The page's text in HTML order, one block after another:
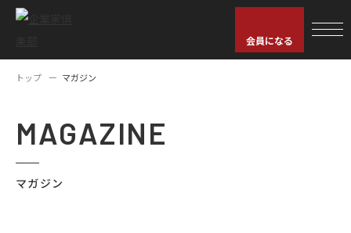
会員になる
トップ マガジン
MAGAZINE
マガジン